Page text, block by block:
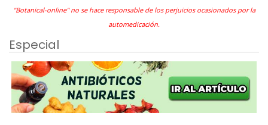
"Botanical-online" no se hace responsable de los perjuicios ocasionados por la
automedicación.
Especial